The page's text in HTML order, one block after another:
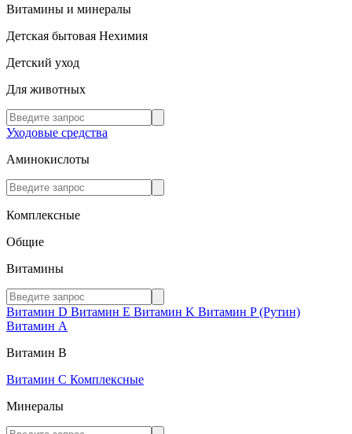
Витамины и минералы
Детская бытовая Нехимия
Детский уход
Для животных
Уходовые средства
Аминокислоты
Комплексные
Общие
Витамины
Витамин D Витамин E Витамин K Витамин P (Рутин)
Витамин А
Витамин В
Витамин C Комплексные
Минералы